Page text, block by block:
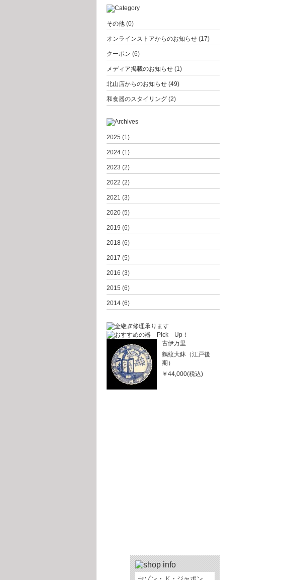
その他 (0)
オンラインストアからのお知らせ (17)
クーポン (6)
メディア掲載のお知らせ (1)
北山店からのお知らせ (49)
和食器のスタイリング (2)
2025 (1)
2024 (1)
2023 (2)
2022 (2)
2021 (3)
2020 (5)
2019 (6)
2018 (6)
2017 (5)
2016 (3)
2015 (6)
2014 (6)
古伊万里
鶴紋大鉢（江戸後
期）
￥44,000(税込)